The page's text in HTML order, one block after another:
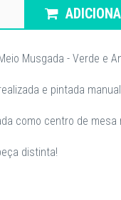
Musgada - Verde e
e pintada
como centro de
distinta!